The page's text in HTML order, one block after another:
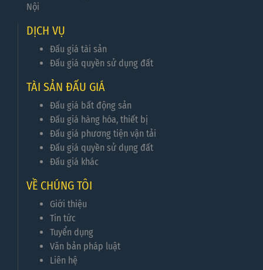
Nội
DỊCH VỤ
Đấu giá tài sản
Đấu giá quyền sử dụng đất
TÀI SẢN ĐẤU GIÁ
Đấu giá bất động sản
Đấu giá hàng hóa, thiết bị
Đấu giá phương tiện vận tải
Đấu giá quyền sử dụng đất
Đấu giá khác
VỀ CHÚNG TÔI
Giới thiệu
Tin tức
Tuyển dụng
Văn bản pháp luật
Liên hệ